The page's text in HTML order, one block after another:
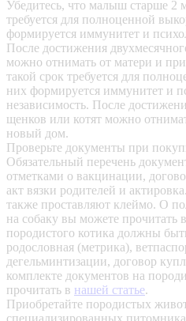
Убедитесь, что малыш старше 2
требуется для полноценной
формируется иммунитет и
После достижения
можно отнимать от матери и
такой срок требуется для
них формируется иммунитет и
независимость. После
щенков или котят можно
новый дом.
Проверьте документы при
Обязательный перечень
отметками о вакцинации,
акт вязки родителей и
также проставляют клеймо. О
на собаку вы можете прочитать в
породистого котика должны
родословная (метрика),
дегельминтизации, договор
комплекте документов на
прочитать в нашей статье.
Приобретайте породистых
специализированных